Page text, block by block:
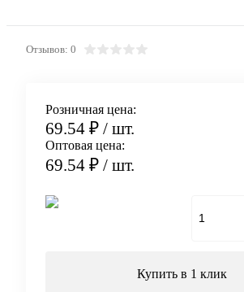
Отзывов: 0
Розничная цена:
69.54 ₽ / шт.
Оптовая цена:
69.54 ₽ / шт.
Купить в 1 клик